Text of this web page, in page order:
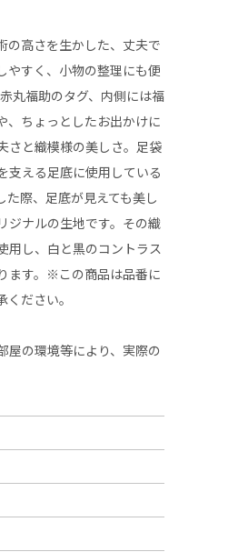
の高さを生かした、丈夫で
やすく、小物の整理にも便
丸福助のタグ、内側には福
、ちょっとしたお出かけに
さと織模様の美しさ。足袋
支える足底に使用している
際、足底が見えても美し
ジナルの生地です。その織
用し、白と黒のコントラス
ます。※この商品は品番に
ださい。
の環境等により、実際の